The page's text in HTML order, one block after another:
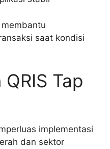
saat kondisi
Tap
implementasi
dan sektor